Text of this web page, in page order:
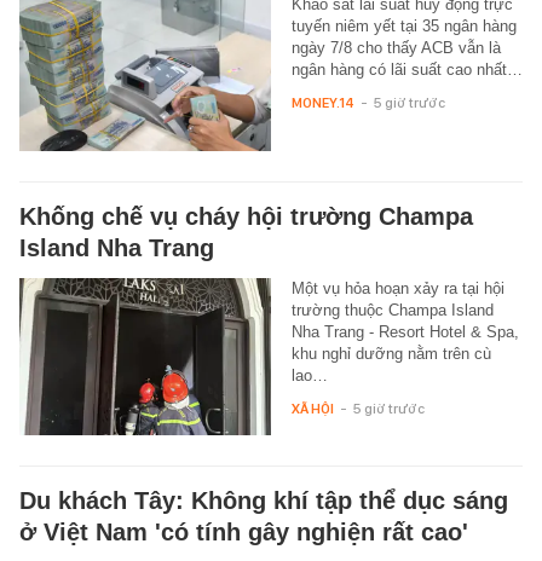
Khảo sát lãi suất huy động trực
tuyến niêm yết tại 35 ngân hàng
ngày 7/8 cho thấy ACB vẫn là
ngân hàng có lãi suất cao nhất…
MONEY.14 - 5 giờ trước
Khống chế vụ cháy hội trường Champa
Island Nha Trang
Một vụ hỏa hoạn xảy ra tại hội
trường thuộc Champa Island
Nha Trang - Resort Hotel & Spa,
khu nghỉ dưỡng nằm trên cù
lao…
XÃ HỘI - 5 giờ trước
Du khách Tây: Không khí tập thể dục sáng
ở Việt Nam 'có tính gây nghiện rất cao'